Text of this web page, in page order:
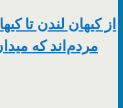
از کیهان لندن تا
مردم‌اند که